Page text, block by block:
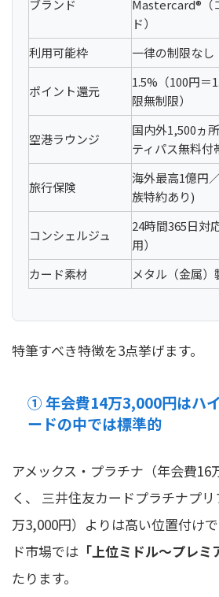
ブランド
Mastercard®（
ド）
利用可能枠
一律の制限なし
ポイント還元
1.5%（100円＝
限無制限）
空港ラウンジ
国内外1,500ヵ
ティパス無料付
旅行保険
海外最高1億円
族特約あり)
コンシェルジュ
24時間365日対
用）
カード素材
メタル（金属）
特筆すべき特徴を3点挙げます。
① 年会費14万3,000円はハ
ードの中では標準的
アメックス・プラチナ（年会費16
く、 三井住友カードプラチナプ
万3,000円）よりは高い位置付け
ド市場では 「上位ミドル〜プレ
たります。